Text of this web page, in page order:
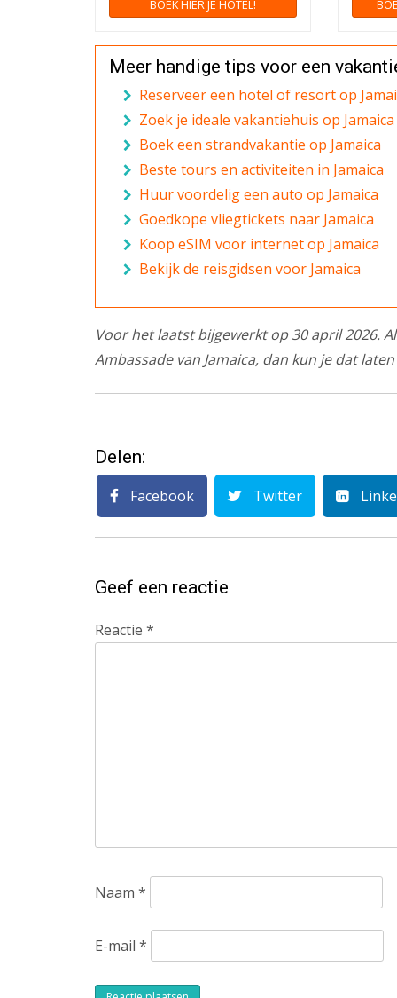
BOEK HIER JE HOTEL!
Meer handige tips voor een
Reserveer een hotel of resort op
Zoek je ideale vakantiehuis op Jamaica
Boek een strandvakantie op Jamaica
Beste tours en activiteiten in Jamaica
Huur voordelig een auto op Jamaica
Goedkope vliegtickets naar Jamaica
Koop eSIM voor internet op Jamaica
Bekijk de reisgidsen voor Jamaica
Voor het laatst bijgewerkt op 30 april 2026.
Ambassade van Jamaica, dan kun je dat
Delen:
Facebook Twitter
Geef een reactie
Reactie *
Naam *
E-mail *